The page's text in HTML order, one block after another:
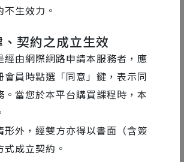
生效力。
、契約之成立生效
經由網際網路申請本服務者，應
會員時點選「同意」鍵，表示同
。當您於本平台購買課程時，本
形外，經雙方亦得以書面（含簽
式成立契約。